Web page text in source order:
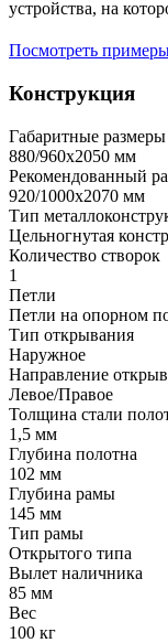
устройства, на
Посмотреть
Конструкция
Габаритные размеры
880/960х2050 мм
Рекомендованный
920/1000х2070 мм
Тип
Цельногнутая
Количество створок
1
Петли
Петли на опорном
Тип открывания
Наружное
Направление
Левое/Правое
Толщина стали
1,5 мм
Глубина полотна
102 мм
Глубина рамы
145 мм
Тип рамы
Открытого типа
Вылет наличника
85 мм
Вес
100 кг